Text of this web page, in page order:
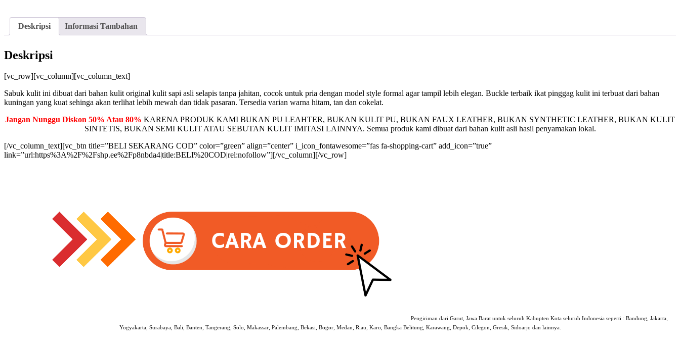
Deskripsi Informasi Tambahan
Deskripsi
[vc_row][vc_column][vc_column_text]
Sabuk kulit ini dibuat dari bahan kulit original kulit sapi asli selapis tanpa jahitan, cocok untuk pria dengan model style formal agar tampil lebih elegan. Buckle terbaik ikat pinggag kulit ini terbuat dari bahan
kuningan yang kuat sehinga akan terlihat lebih mewah dan tidak pasaran. Tersedia varian warna hitam, tan dan cokelat.
Jangan Nunggu Diskon 50% Atau 80% KARENA PRODUK KAMI BUKAN PU LEAHTER, BUKAN KULIT PU, BUKAN FAUX LEATHER, BUKAN SYNTHETIC LEATHER, BUKAN KULIT
SINTETIS, BUKAN SEMI KULIT ATAU SEBUTAN KULIT IMITASI LAINNYA. Semua produk kami dibuat dari bahan kulit asli hasil penyamakan lokal.
[/vc_column_text][vc_btn title=”BELI SEKARANG COD” color=”green” align=”center” i_icon_fontawesome=”fas fa-shopping-cart” add_icon=”true”
link=”url:https%3A%2F%2Fshp.ee%2Fp8nbda4|title:BELI%20COD|rel:nofollow”][/vc_column][/vc_row]
Pengiriman dari Garut, Jawa Barat untuk seluruh Kabupten Kota seluruh Indonesia seperti : Bandung, Jakarta,
Yogyakarta, Surabaya, Bali, Banten, Tangerang, Solo, Makassar, Palembang, Bekasi, Bogor, Medan, Riau, Karo, Bangka Belitung, Karawang, Depok, Cilegon, Gresik, Sidoarjo dan lainnya.